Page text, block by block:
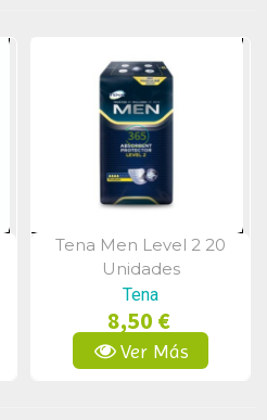
Vista Rápida
Tena Men Level 2 20
Unidades
Tena
8,50 €
Ver Más